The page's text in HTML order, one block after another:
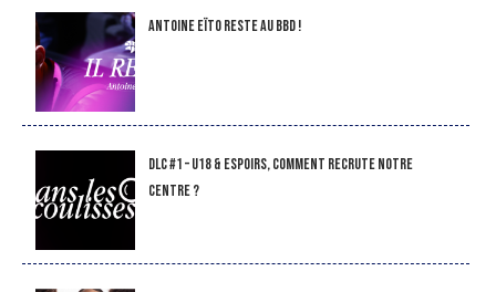
Antoine Eïto reste au BBD !
DLC #1 – U18 & Espoirs, comment recrute notre
Centre ?